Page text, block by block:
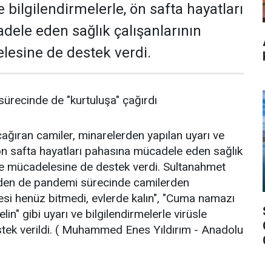
bilgilendirmelerle, ön safta hayatları
eden sağlık çalışanlarının
de destek verdi.
de "kurtuluşa" çağırdı
camiler, minarelerden yapılan uyarı ve
safta hayatları pahasına mücadele eden sağlık
mücadelesine de destek verdi. Sultanahmet
de pandemi sürecinde camilerden
henüz bitmedi, evlerde kalın", "Cuma namazı
gibi uyarı ve bilgilendirmelerle virüsle
verildi. ( Muhammed Enes Yıldırım - Anadolu